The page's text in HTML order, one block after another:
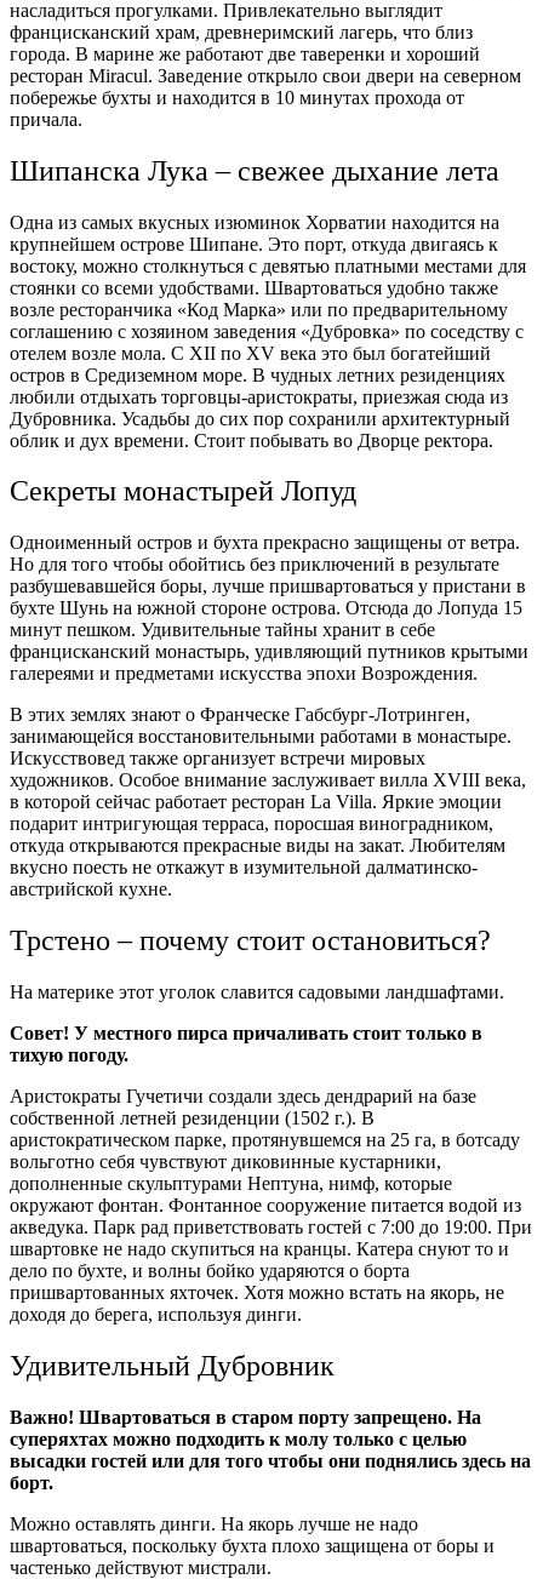
насладиться прогулками. Привлекательно выглядит
францисканский храм, древнеримский лагерь, что близ
города. В марине же работают две таверенки и хороший
ресторан Miracul. Заведение открыло свои двери на северном
побережье бухты и находится в 10 минутах прохода от
причала.
Шипанска Лука – свежее дыхание лета
Одна из самых вкусных изюминок Хорватии находится на
крупнейшем острове Шипане. Это порт, откуда двигаясь к
востоку, можно столкнуться с девятью платными местами для
стоянки со всеми удобствами. Швартоваться удобно также
возле ресторанчика «Код Марка» или по предварительному
соглашению с хозяином заведения «Дубровка» по соседству с
отелем возле мола. С XII по XV века это был богатейший
остров в Средиземном море. В чудных летних резиденциях
любили отдыхать торговцы-аристократы, приезжая сюда из
Дубровника. Усадьбы до сих пор сохранили архитектурный
облик и дух времени. Стоит побывать во Дворце ректора.
Секреты монастырей Лопуд
Одноименный остров и бухта прекрасно защищены от ветра.
Но для того чтобы обойтись без приключений в результате
разбушевавшейся боры, лучше пришвартоваться у пристани в
бухте Шунь на южной стороне острова. Отсюда до Лопуда 15
минут пешком. Удивительные тайны хранит в себе
францисканский монастырь, удивляющий путников крытыми
галереями и предметами искусства эпохи Возрождения.
В этих землях знают о Франческе Габсбург-Лотринген,
занимающейся восстановительными работами в монастыре.
Искусствовед также организует встречи мировых
художников. Особое внимание заслуживает вилла XVIII века,
в которой сейчас работает ресторан La Villa. Яркие эмоции
подарит интригующая терраса, поросшая виноградником,
откуда открываются прекрасные виды на закат. Любителям
вкусно поесть не откажут в изумительной далматинско-
австрийской кухне.
Трстено – почему стоит остановиться?
На материке этот уголок славится садовыми ландшафтами.
Совет! У местного пирса причаливать стоит только в
тихую погоду.
Аристократы Гучетичи создали здесь дендрарий на базе
собственной летней резиденции (1502 г.). В
аристократическом парке, протянувшемся на 25 га, в ботсаду
вольготно себя чувствуют диковинные кустарники,
дополненные скульптурами Нептуна, нимф, которые
окружают фонтан. Фонтанное сооружение питается водой из
акведука. Парк рад приветствовать гостей с 7:00 до 19:00. При
швартовке не надо скупиться на кранцы. Катера снуют то и
дело по бухте, и волны бойко ударяются о борта
пришвартованных яхточек. Хотя можно встать на якорь, не
доходя до берега, используя динги.
Удивительный Дубровник
Важно! Швартоваться в старом порту запрещено. На
суперяхтах можно подходить к молу только с целью
высадки гостей или для того чтобы они поднялись здесь на
борт.
Можно оставлять динги. На якорь лучше не надо
швартоваться, поскольку бухта плохо защищена от боры и
частенько действуют мистрали.